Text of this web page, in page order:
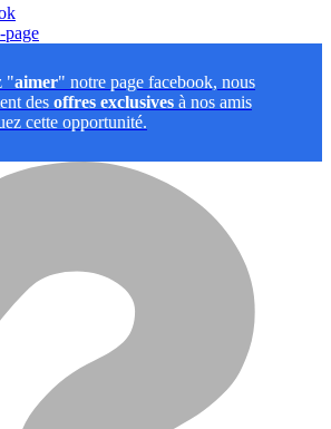
"aimer" notre page facebook, nous
des offres exclusives à nos amis
cette opportunité.